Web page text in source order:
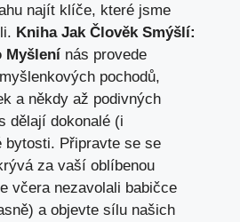
najít klíče, které jsme
Kniha Jak Člověk Smýšlí:
Myšlení nás provede
pochodů,
a někdy až podivných
dělají dokonalé (i
bytosti. Připravte se se
za vaší oblíbenou
včera nezavolali babičce
a objevte sílu našich